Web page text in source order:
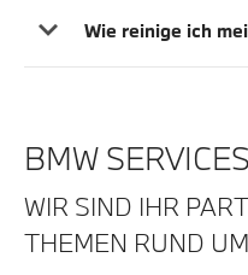
Wie reinige ich
BMW
WIR SIND IHR
THEMEN RUND